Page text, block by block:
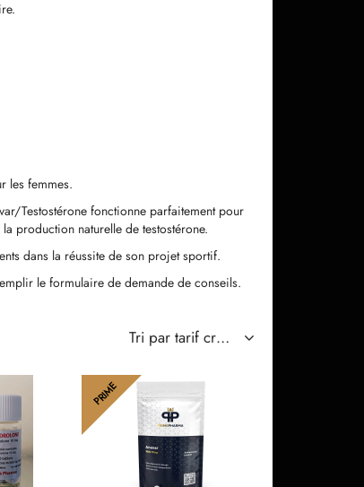
les femmes.
Testostérone fonctionne parfaitement pour
production naturelle de testostérone.
dans la réussite de son projet sportif.
le formulaire de demande de conseils.
PRIME